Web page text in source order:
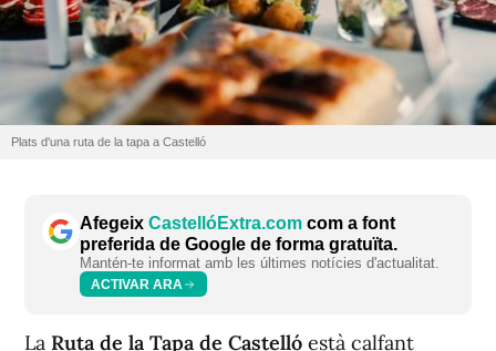
Plats d'una ruta de la tapa a Castelló
Afegeix CastellóExtra.com com a font
preferida de Google de forma gratuïta.
Mantén-te informat amb les últimes notícies d'actualitat.
ACTIVAR ARA
La Ruta de la Tapa de Castelló està calfant